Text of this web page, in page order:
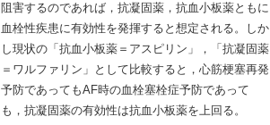
阻害するのであれば，抗凝固薬，抗血小板薬ともに
血栓性疾患に有効性を発揮すると想定される。しか
し現状の「抗血小板薬＝アスピリン」，「抗凝固薬
＝ワルファリン」として比較すると，心筋梗塞再発
予防であってもAF時の血栓塞栓症予防であって
も，抗凝固薬の有効性は抗血小板薬を上回る。